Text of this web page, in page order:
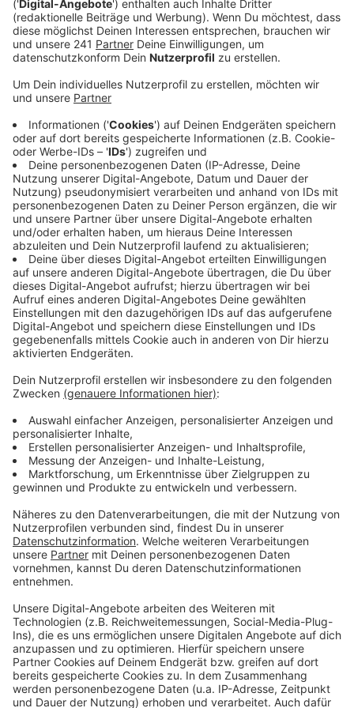
Anzeige
Die Fahrraddemo „Kidical Mass“ hat am Sonntag (22.
Leverkusen gelockt. Ihr Ziel: ein Zeichen für sichere
Schul- und Radwege setzen. Breite Gehwege und
sichere Fahrradwege sind dringend nötig, betonen die
Veranstalter. Die Stadt Leverkusen habe hier
erheblichen Nachholbedarf. Fast 400 Teilnehmer
starteten deshalb am 22. September 2024 an vier
verschiedenen Orten – darunter die Thomas-Morus-
Schule in Schlebusch und der Opladener Marktplatz.
Der Abschluss fand im Neulandpark statt, wo
anschließend ein Kinderfest begann.
Anzeige
Weitere Meldungen aus Leverkusen
Anzeige
Leverkusen: Brand in Wiesdorf - möglicherweise
Brandstiftung
Medikamentenengpässe in Leverkusens Apotheken
Greenpeace-Analyse zeigt: mehr Mikroplastik im Rhein
Anzeige